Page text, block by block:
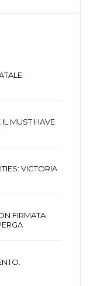
MUST HAVE
VICTORIA
FIRMATA